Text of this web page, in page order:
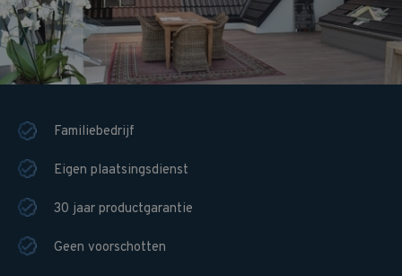
Familiebedrijf
Eigen plaatsingsdienst
30 jaar productgarantie
Geen voorschotten